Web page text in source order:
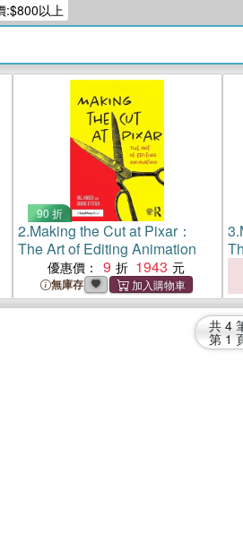
:$800以上
90 折
2.Making the Cut at Pixar：
The Art of Editing Animation
優惠價： 9 1943
無庫存
3.
共 4
第 1